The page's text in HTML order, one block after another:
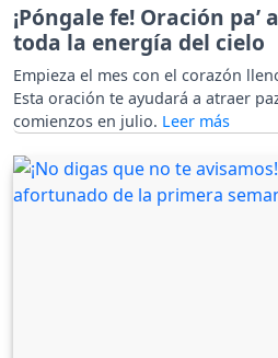
¡Póngale fe! Oración
toda la energía del cielo
Empieza el mes con el corazón
Esta oración te ayudará a atraer
comienzos en julio.